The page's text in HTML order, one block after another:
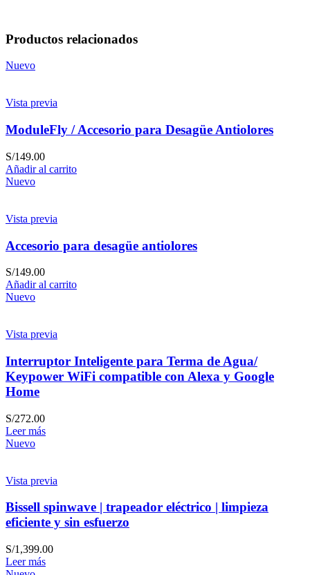
Productos relacionados
Nuevo
Vista previa
ModuleFly / Accesorio para Desagüe Antiolores
S/149.00
Añadir al carrito
Nuevo
Vista previa
Accesorio para desagüe antiolores
S/149.00
Añadir al carrito
Nuevo
Vista previa
Interruptor Inteligente para Terma de Agua/
Keypower WiFi compatible con Alexa y Google
Home
S/272.00
Leer más
Nuevo
Vista previa
Bissell spinwave | trapeador eléctrico | limpieza
eficiente y sin esfuerzo
S/1,399.00
Leer más